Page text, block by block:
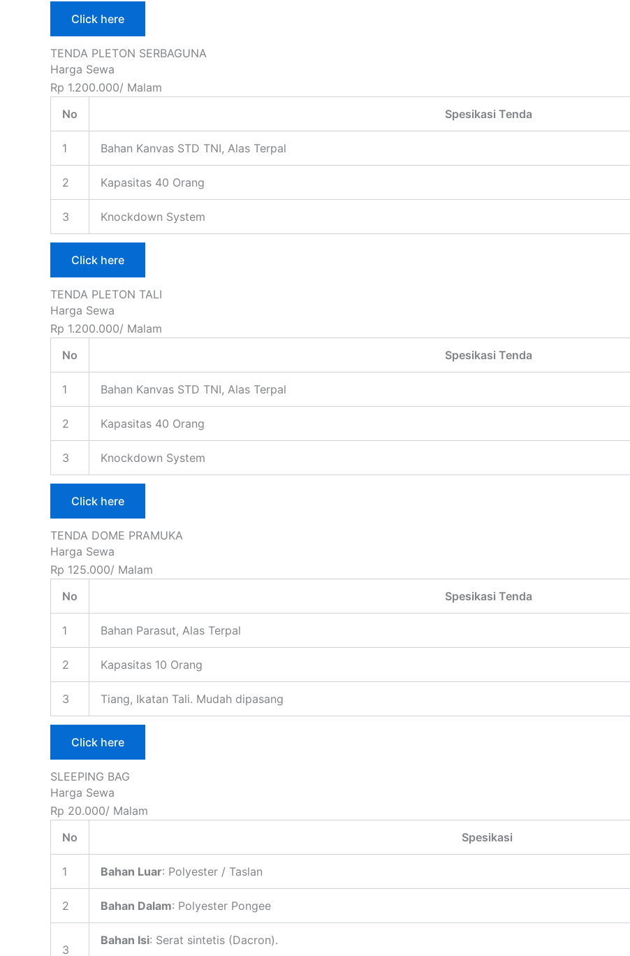
Click here
TENDA PLETON SERBAGUNA
Harga Sewa
Rp 1.200.000/ Malam
No
Spesikasi Tenda
1 Bahan Kanvas STD TNI, Alas Terpal
2 Kapasitas 40 Orang
3 Knockdown System
Click here
TENDA PLETON TALI
Harga Sewa
Rp 1.200.000/ Malam
No
Spesikasi Tenda
1 Bahan Kanvas STD TNI, Alas Terpal
2 Kapasitas 40 Orang
3 Knockdown System
Click here
TENDA DOME PRAMUKA
Harga Sewa
Rp 125.000/ Malam
No
Spesikasi Tenda
1 Bahan Parasut, Alas Terpal
2 Kapasitas 10 Orang
3 Tiang, Ikatan Tali. Mudah dipasang
Click here
SLEEPING BAG
Harga Sewa
Rp 20.000/ Malam
No
Spesikasi
1 Bahan Luar: Polyester / Taslan
2 Bahan Dalam: Polyester Pongee
3
Bahan Isi: Serat sintetis (Dacron).